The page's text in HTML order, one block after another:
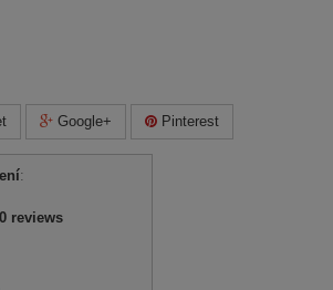
Google+ Pinterest
:
0 reviews